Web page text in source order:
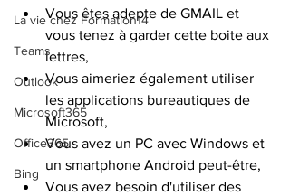
La vie chez Formation14
Teams
Outlook
Microsoft365
Office365
Bing
Vous êtes adepte de GMAIL et
vous tenez à garder cette boite aux
lettres,
Vous aimeriez également utiliser
les applications bureautiques de
Microsoft,
Vous avez un PC avec Windows et
un smartphone Android peut-être,
Vous avez besoin d'utiliser des